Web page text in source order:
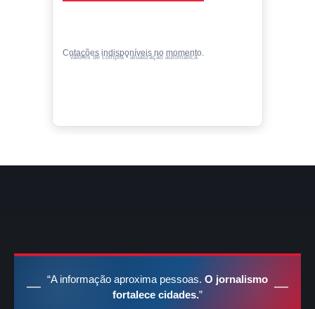
Cotações indisponíveis no momento.
Valores de compra • atualização automática
“A informação aproxima pessoas. O jornalismo
fortalece cidades.”